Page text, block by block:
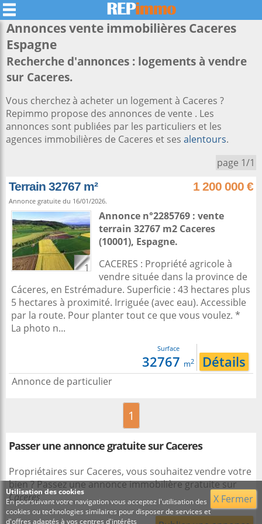
Annonces vente immobilières Caceres
Espagne
Recherche d'annonces : logements à vendre
sur Caceres.
Vous cherchez à acheter un logement à Caceres ?
Repimmo propose des annonces de vente . Les
annonces sont publiées par les particuliers et les
agences immobilières de Caceres et ses alentours.
page 1/1
Terrain 32767 m² 1 200 000 €
Annonce gratuite du 16/01/2026.
1
Annonce n°2285769 : vente
terrain 32767 m2 Caceres
(10001), Espagne.
CACERES : Propriété agricole à
vendre située dans la province de
Cáceres, en Estrémadure. Superficie : 43 hectares plus
5 hectares à proximité. Irriguée (avec eau). Accessible
par la route. Pour planter tout ce que vous voulez. *
La photo n...
Surface
32767 m2 Détails
Annonce de particulier
1
Passer une annonce gratuite sur Caceres
Propriétaires sur Caceres, vous souhaitez vendre votre
bien ? Passez une annonce immobilière gratuite sur
Caceres
X Fermer
Utilisation des cookies
En poursuivant votre navigation vous acceptez l'utilisation des
cookies ou technologies similaires pour disposer de services et
d'offres adaptés à vos centres d'intérêts